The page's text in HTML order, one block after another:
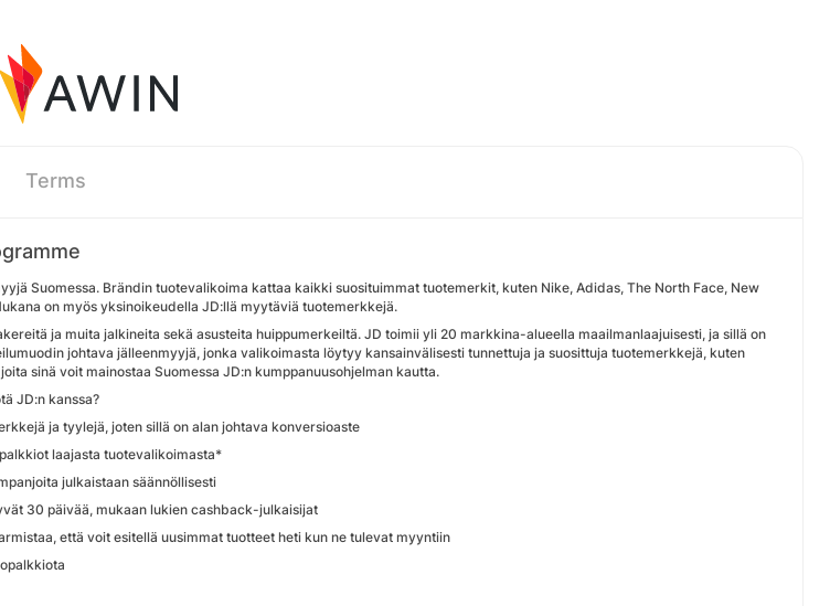
Terms
Suomessa. Brändin tuotevalikoima kattaa kaikki suosituimmat tuotemerkit, kuten Nike, Adidas, The North Face, New
on myös yksinoikeudella JD:llä myytäviä tuotemerkkejä.
ja muita jalkineita sekä asusteita huippumerkeiltä. JD toimii yli 20 markkina-alueella maailmanlaajuisesti, ja sillä on
johtava jälleenmyyjä, jonka valikoimasta löytyy kansainvälisesti tunnettuja ja suosittuja tuotemerkkejä, kuten
sinä voit mainostaa Suomessa JD:n kumppanuusohjelman kautta.
JD:n kanssa?
ja tyylejä, joten sillä on alan johtava konversioaste
laajasta tuotevalikoimasta*
julkaistaan säännöllisesti
30 päivää, mukaan lukien cashback-julkaisijat
että voit esitellä uusimmat tuotteet heti kun ne tulevat myyntiin